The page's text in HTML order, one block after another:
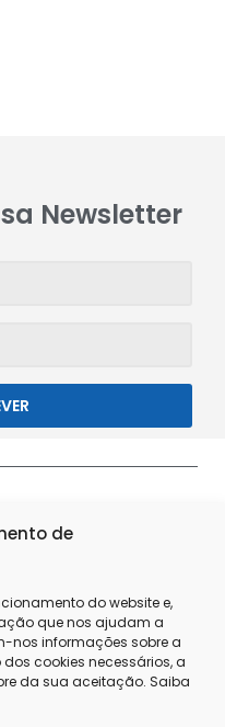
de
do website e,
que nos ajudam a
nos informações sobre a
cookies necessários, a
da sua aceitação. Saiba
Newsletter
de Privacidade